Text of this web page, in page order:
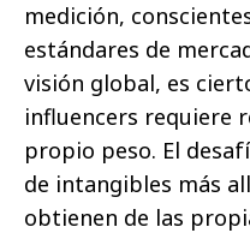
medición,
estándares de
visión global, es
influencers requiere
propio peso. El
de intangibles más
obtienen de las